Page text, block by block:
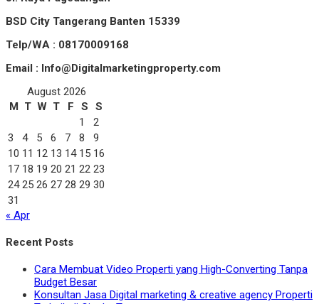
BSD City Tangerang Banten 15339
Telp/WA : 08170009168
Email : Info@Digitalmarketingproperty.com
August 2026
M
T W T F S
S
1
2
3
4 5 6 7 8
9
10 11 12 13 14 15 16
17 18 19 20 21 22 23
24 25 26 27 28 29 30
31
« Apr
Recent Posts
Cara Membuat Video Properti yang High-Converting Tanpa
Budget Besar
Konsultan Jasa Digital marketing & creative agency Properti